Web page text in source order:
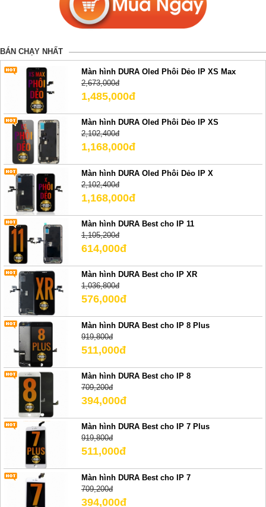
BÁN CHẠY NHẤT
Màn hình DURA Oled Phôi Dẻo IP XS Max
2,673,000đ
1,485,000đ
Màn hình DURA Oled Phôi Dẻo IP XS
2,102,400đ
1,168,000đ
Màn hình DURA Oled Phôi Dẻo IP X
2,102,400đ
1,168,000đ
Màn hình DURA Best cho IP 11
1,105,200đ
614,000đ
Màn hình DURA Best cho IP XR
1,036,800đ
576,000đ
Màn hình DURA Best cho IP 8 Plus
919,800đ
511,000đ
Màn hình DURA Best cho IP 8
709,200đ
394,000đ
Màn hình DURA Best cho IP 7 Plus
919,800đ
511,000đ
Màn hình DURA Best cho IP 7
709,200đ
394,000đ